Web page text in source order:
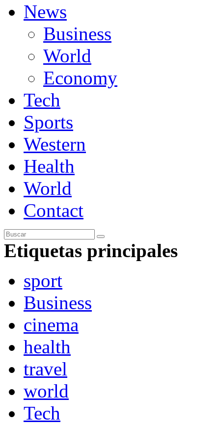
News
Business
World
Economy
Tech
Sports
Western
Health
World
Contact
Etiquetas principales
sport
Business
cinema
health
travel
world
Tech